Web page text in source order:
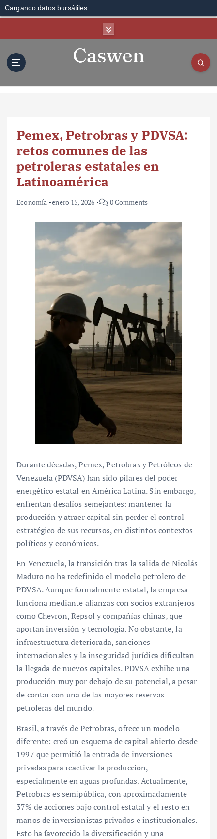
Cargando datos bursátiles...
Pemex, Petrobras y PDVSA:
retos comunes de las
petroleras estatales en
Latinoamérica
Economía enero 15, 2026 0 Comments
Durante décadas, Pemex, Petrobras y Petróleos de
Venezuela (PDVSA) han sido pilares del poder
energético estatal en América Latina. Sin embargo,
enfrentan desafíos semejantes: mantener la
producción y atraer capital sin perder el control
estratégico de sus recursos, en distintos contextos
políticos y económicos.
En Venezuela, la transición tras la salida de Nicolás
Maduro no ha redefinido el modelo petrolero de
PDVSA. Aunque formalmente estatal, la empresa
funciona mediante alianzas con socios extranjeros
como Chevron, Repsol y compañías chinas, que
aportan inversión y tecnología. No obstante, la
infraestructura deteriorada, sanciones
internacionales y la inseguridad jurídica dificultan
la llegada de nuevos capitales. PDVSA exhibe una
producción muy por debajo de su potencial, a pesar
de contar con una de las mayores reservas
petroleras del mundo.
Brasil, a través de Petrobras, ofrece un modelo
diferente: creó un esquema de capital abierto desde
1997 que permitió la entrada de inversiones
privadas para reactivar la producción,
especialmente en aguas profundas. Actualmente,
Petrobras es semipública, con aproximadamente
37% de acciones bajo control estatal y el resto en
manos de inversionistas privados e institucionales.
Esto ha favorecido la diversificación y una